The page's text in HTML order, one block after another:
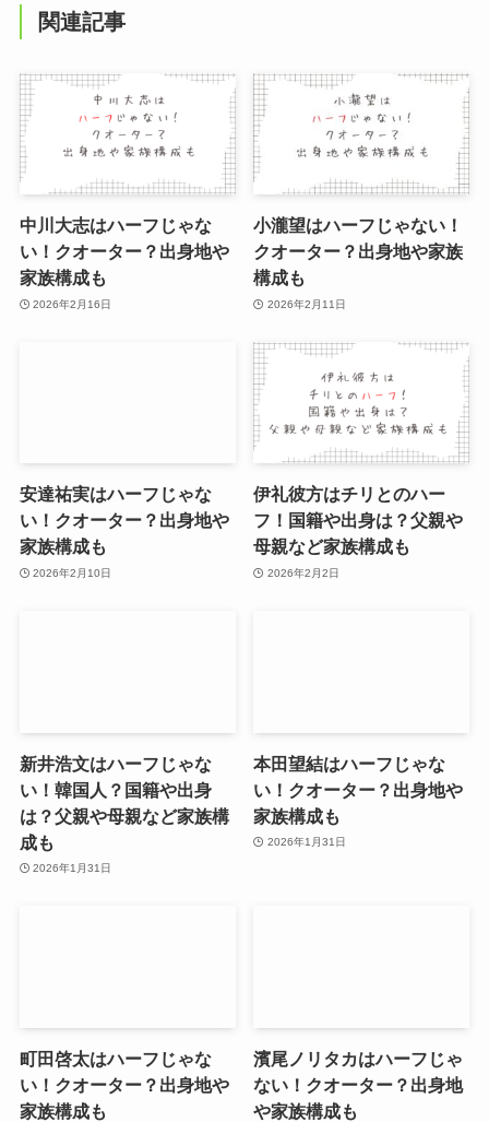
関連記事
中川大志はハーフじゃな
い！クオーター？出身地や
家族構成も
2026年2月16日
小瀧望はハーフじゃない！
クオーター？出身地や家族
構成も
2026年2月11日
安達祐実はハーフじゃな
い！クオーター？出身地や
家族構成も
2026年2月10日
伊礼彼方はチリとのハー
フ！国籍や出身は？父親や
母親など家族構成も
2026年2月2日
新井浩文はハーフじゃな
い！韓国人？国籍や出身
は？父親や母親など家族構
成も
2026年1月31日
本田望結はハーフじゃな
い！クオーター？出身地や
家族構成も
2026年1月31日
町田啓太はハーフじゃな
い！クオーター？出身地や
家族構成も
濱尾ノリタカはハーフじゃ
ない！クオーター？出身地
や家族構成も